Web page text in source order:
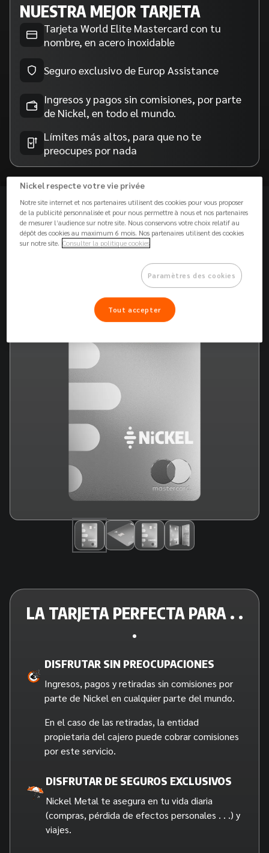
NUESTRA MEJOR TARJETA
Tarjeta World Elite Mastercard con tu
nombre, en acero inoxidable
Seguro exclusivo de Europ Assistance
Ingresos y pagos sin comisiones, por parte
de Nickel, en todo el mundo.
Límites más altos, para que no te
preocupes por nada
UN DISEÑO EXCLUSIVO
La tarjeta de acero inoxidable
LA TARJETA PERFECTA PARA . .
.
DISFRUTAR SIN PREOCUPACIONES
Ingresos, pagos y retiradas sin comisiones por
parte de Nickel en cualquier parte del mundo.
En el caso de las retiradas, la entidad
propietaria del cajero puede cobrar comisiones
por este servicio.
DISFRUTAR DE SEGUROS EXCLUSIVOS
Nickel Metal te asegura en tu vida diaria
(compras, pérdida de efectos personales . . .) y
viajes.
Nickel respecte votre vie privée
Notre site internet et nos partenaires utilisent des cookies pour vous proposer
de la publicité personnalisée et pour nous permettre à nous et nos partenaires
de mesurer l’audience sur notre site. Nous conservons votre choix relatif au
dépôt des cookies au maximum 6 mois. Nos partenaires utilisent des cookies
sur notre site. Consulter la politique cookies
Paramètres des cookies
Tout accepter